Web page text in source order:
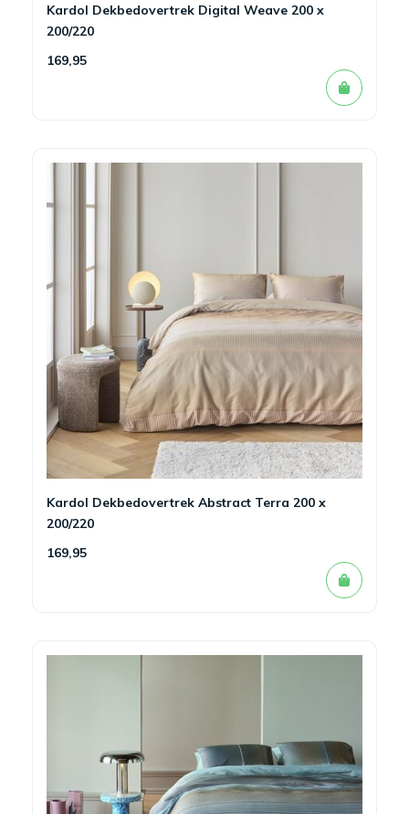
Kardol Dekbedovertrek Digital Weave 200 x
200/220
169,95
Kardol Dekbedovertrek Abstract Terra 200 x
200/220
169,95